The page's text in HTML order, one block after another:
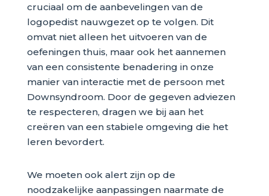
cruciaal om de aanbevelingen van de
logopedist nauwgezet op te volgen. Dit
omvat niet alleen het uitvoeren van de
oefeningen thuis, maar ook het aannemen
van een consistente benadering in onze
manier van interactie met de persoon met
Downsyndroom. Door de gegeven adviezen
te respecteren, dragen we bij aan het
creëren van een stabiele omgeving die het
leren bevordert.
We moeten ook alert zijn op de
noodzakelijke aanpassingen naarmate de